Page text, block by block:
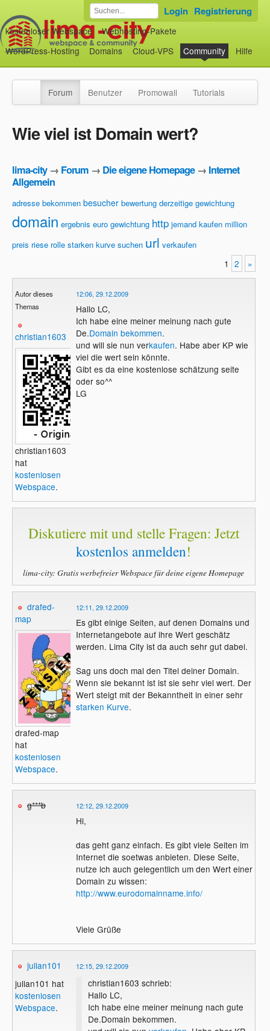
kostenloser Webspace
Webhosting-Pakete
WordPress-Hosting
Domains Cloud-VPS Community Hilfe
Login Registrierung
Forum Benutzer Promowall Tutorials
Wie viel ist Domain wert?
lima-city→ Forum → Die eigene Homepage→ Internet
Allgemein
adresse bekommen besucher bewertung derzeitige gewichtung
domain ergebnis euro gewichtung http jemand kaufen million
preis riese rolle starken kurve suchen url verkaufen
1 2 »
Autor dieses
Themas
christian1603
christian1603
hat
kostenlosen
Webspace.
12:06, 29.12.2009
Hallo LC,
Ich habe eine meiner meinung nach gute
De.Domain bekommen.
und will sie nun verkaufen. Habe aber KP wie
viel die wert sein könnte.
Gibt es da eine kostenlose schätzung seite
oder so^^
LG
Diskutiere mit und stelle Fragen: Jetzt
kostenlos anmelden!
lima-city: Gratis werbefreier Webspace für deine eigene Homepage
drafed-
map
drafed-map
hat
kostenlosen
Webspace.
12:11, 29.12.2009
Es gibt einige Seiten, auf denen Domains und
Internetangebote auf ihre Wert geschätz
werden. Lima City ist da auch sehr gut dabei.
Sag uns doch mal den Titel deiner Domain.
Wenn sie bekannt ist ist sie sehr viel wert. Der
Wert steigt mit der Bekanntheit in einer sehr
starken Kurve.
g***b 12:12, 29.12.2009
Hi,
das geht ganz einfach. Es gibt viele Seiten im
Internet die soetwas anbieten. Diese Seite,
nutze ich auch gelegentlich um den Wert einer
Domain zu wissen:
http://www.eurodomainname.info/
Viele Grüße
julian101
julian101 hat
kostenlosen
Webspace.
12:15, 29.12.2009
christian1603 schrieb:
Hallo LC,
Ich habe eine meiner meinung nach gute
De.Domain bekommen.